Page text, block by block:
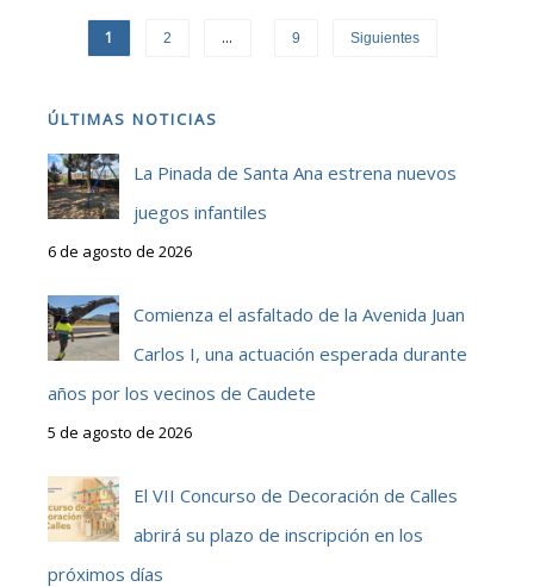
1 2 … 9 Siguientes
ÚLTIMAS NOTICIAS
La Pinada de Santa Ana estrena nuevos
juegos infantiles
6 de agosto de 2026
Comienza el asfaltado de la Avenida Juan
Carlos I, una actuación esperada durante
años por los vecinos de Caudete
5 de agosto de 2026
El VII Concurso de Decoración de Calles
abrirá su plazo de inscripción en los
próximos días